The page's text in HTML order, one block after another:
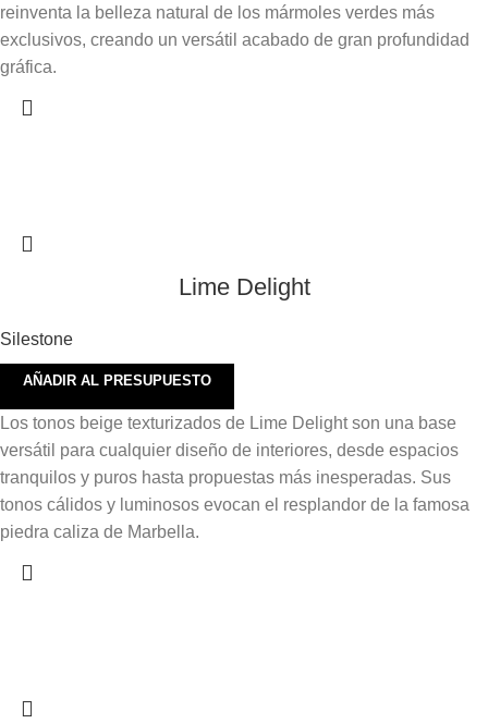
reinventa la belleza natural de los mármoles verdes más
exclusivos, creando un versátil acabado de gran profundidad
gráfica.
Lime Delight
Silestone
AÑADIR AL PRESUPUESTO
Los tonos beige texturizados de Lime Delight son una base
versátil para cualquier diseño de interiores, desde espacios
tranquilos y puros hasta propuestas más inesperadas. Sus
tonos cálidos y luminosos evocan el resplandor de la famosa
piedra caliza de Marbella.